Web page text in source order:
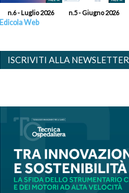
n.6 - Luglio 2026 n.5 - Giugno 2026
Edicola Web
ISCRIVITI ALLA NEWSLETTER